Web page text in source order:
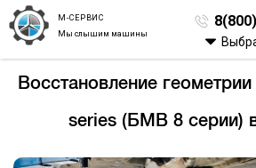
М-СЕРВИС
Мы слышим машины
Восстановление
series (БМВ 8 серии)